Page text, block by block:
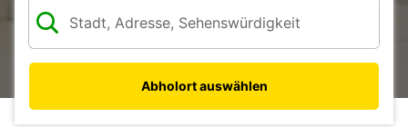
Abholort auswählen